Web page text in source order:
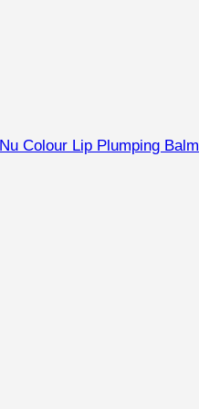
Nu Colour Lip Plumping Balm